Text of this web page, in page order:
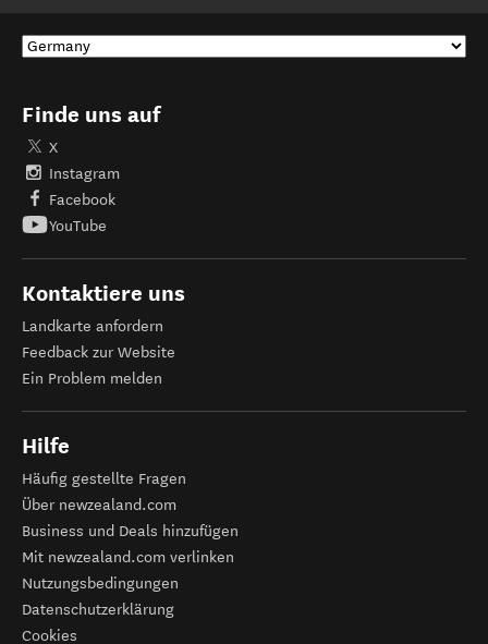
Finde uns auf
X
Instagram
Facebook
YouTube
Kontaktiere uns
Landkarte anfordern
Feedback zur Website
Ein Problem melden
Hilfe
Häufig gestellte Fragen
Über newzealand.com
Business und Deals hinzufügen
Mit newzealand.com verlinken
Nutzungsbedingungen
Datenschutzerklärung
Cookies